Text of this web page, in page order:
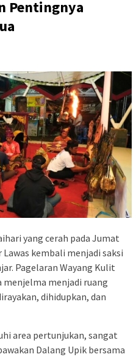
Pentingnya
yang cerah pada Jumat
kembali menjadi saksi
Pagelaran Wayang Kulit
menjelma menjadi ruang
dihidupkan, dan
area pertunjukan, sangat
Dalang Upik bersama